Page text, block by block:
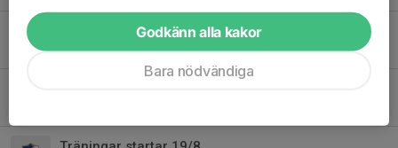
Inneträning startar tisdag 4/11
27 okt 2025 0
Godkänn alla kakor
Bara nödvändiga